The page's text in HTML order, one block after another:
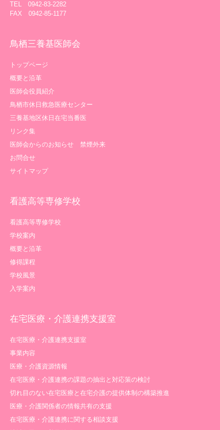
TEL 0942-83-2282
FAX 0942-85-1177
鳥栖三養基医師会
トップページ
概要と沿革
医師会役員紹介
鳥栖市休日救急医療センター
三養基地区休日在宅当番医
リンク集
医師会からのお知らせ 禁煙外来
お問合せ
サイトマップ
看護高等専修学校
看護高等専修学校
学校案内
概要と沿革
修得課程
学校風景
入学案内
在宅医療・介護連携支援室
在宅医療・介護連携支援室
事業内容
医療・介護資源情報
在宅医療・介護連携の課題の抽出と対応策の検討
切れ目のない在宅医療と在宅介護の提供体制の構築推進
医療・介護関係者の情報共有の支援
在宅医療・介護連携に関する相談支援